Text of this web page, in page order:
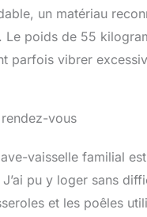
un matériau
Le poids de 55
parfois vibrer
vous
vaisselle familial
pu y loger sans
et les poêles